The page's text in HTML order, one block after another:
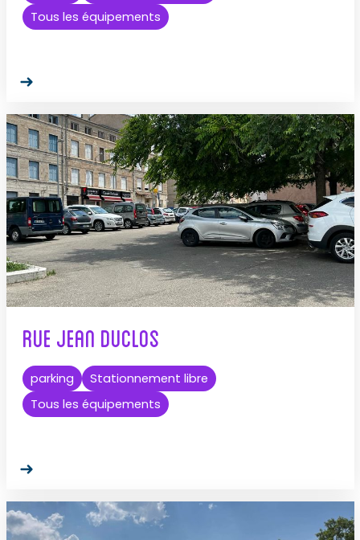
Tous les équipements
Rue Jean Duclos
parking
Stationnement libre
Tous les équipements